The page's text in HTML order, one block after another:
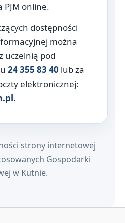
PJM online.
dostępności
można
uczelnią pod
24 355 83 40 lub za
elektronicznej:
.
strony internetowej
Gospodarki
w Kutnie.